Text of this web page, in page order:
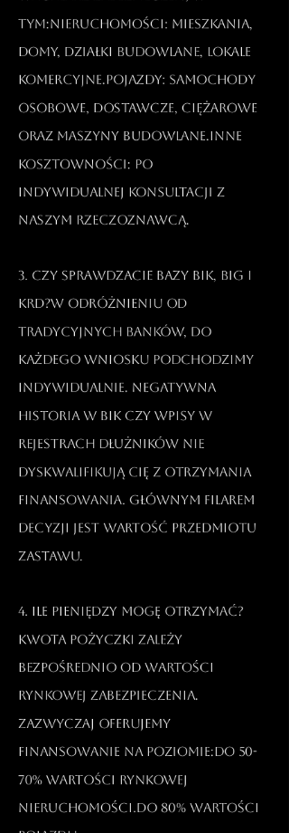
tym:Nieruchomości: mieszkania,
domy, działki budowlane, lokale
komercyjne.Pojazdy: samochody
osobowe, dostawcze, ciężarowe
oraz maszyny budowlane.Inne
kosztowności: po
indywidualnej konsultacji z
naszym rzeczoznawcą.​
3. Czy sprawdzacie bazy BIK, BIG i
KRD?W odróżnieniu od
tradycyjnych banków, do
każdego wniosku podchodzimy
indywidualnie. Negatywna
historia w BIK czy wpisy w
rejestrach dłużników nie
dyskwalifikują Cię z otrzymania
finansowania. Głównym filarem
decyzji jest wartość przedmiotu
zastawu.​
4. Ile pieniędzy mogę otrzymać?
Kwota pożyczki zależy
bezpośrednio od wartości
rynkowej zabezpieczenia.
Zazwyczaj oferujemy
finansowanie na poziomie:Do 50-
70% wartości rynkowej
nieruchomości.Do 80% wartości